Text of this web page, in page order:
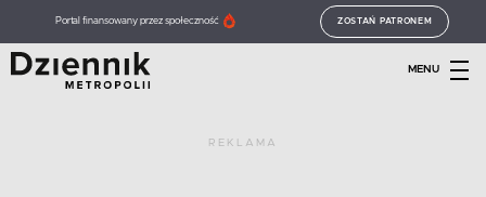
Portal finansowany przez społeczność ZOSTAŃ PATRONEM
MENU
REKLAMA